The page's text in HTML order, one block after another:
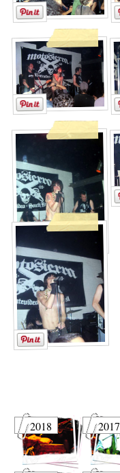
2018 2017